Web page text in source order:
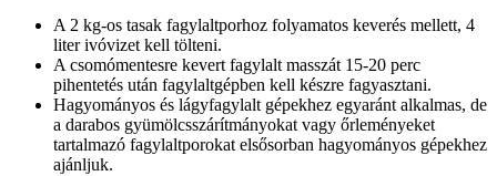
A 2 kg-os tasak fagylaltporhoz folyamatos keverés mellett, 4
liter ivóvizet kell tölteni.
A csomómentesre kevert fagylalt masszát 15-20 perc
pihentetés után fagylaltgépben kell készre fagyasztani.
Hagyományos és lágyfagylalt gépekhez egyaránt alkalmas, de
a darabos gyümölcsszárítmányokat vagy őrleményeket
tartalmazó fagylaltporokat elsősorban hagyományos gépekhez
ajánljuk.